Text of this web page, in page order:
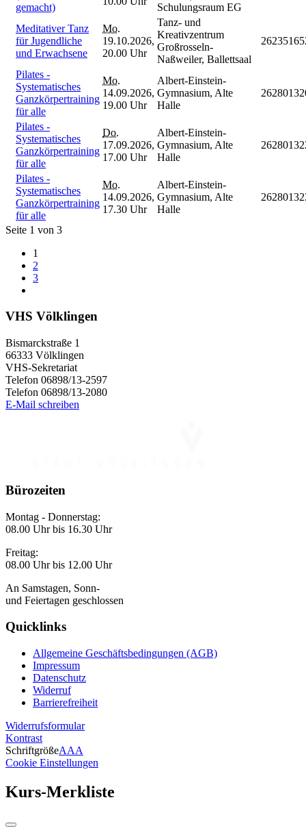
gemacht)
Schulungsraum EG
Meditativer Tanz
für Jugendliche
und Erwachsene
Mo.
19.10.2026,
20.00 Uhr
Tanz- und
Kreativzentrum
Großrosseln-
Naßweiler, Ballettsaal
Pilates -
Systematisches
Ganzkörpertraining
für alle
Mo.
14.09.2026,
19.00 Uhr
Albert-Einstein-
Gymnasium, Alte
Halle
Pilates -
Systematisches
Ganzkörpertraining
für alle
Do.
17.09.2026,
17.00 Uhr
Albert-Einstein-
Gymnasium, Alte
Halle
Pilates -
Systematisches
Ganzkörpertraining
für alle
Mo.
14.09.2026,
17.30 Uhr
Albert-Einstein-
Gymnasium, Alte
Halle
Seite 1 von 3
1
2
3
VHS Völklingen
Bismarckstraße 1
66333 Völklingen
VHS-Sekretariat
Telefon 06898/13-2597
Telefon 06898/13-2080
E-Mail schreiben
Bürozeiten
Montag - Donnerstag:
08.00 Uhr bis 16.30 Uhr
Freitag:
08.00 Uhr bis 12.00 Uhr
An Samstagen, Sonn-
und Feiertagen geschlossen
Quicklinks
Allgemeine Geschäftsbedingungen (AGB)
Impressum
Datenschutz
Widerruf
Barrierefreiheit
Widerrufsformular
Kontrast
SchriftgrößeAAA
Cookie Einstellungen
Kurs-Merkliste